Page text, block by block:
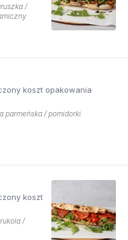
/
koszt opakowania
parmeńska / pomidorki
koszt
/